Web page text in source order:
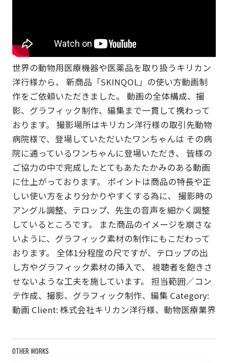
世界の動物用医療機器や医薬品を取り扱うキリカン
洋行様から、 新商品「SKINQOL」の使い方動画制
作をご依頼いただきました。 動画の全体構成、撮
影、グラフィック制作、編集まで一貫して携わって
おります。 撮影場所はキリカン洋行様の取引先動物
病院様で、登場していただいたワンちゃんは その病
院に通っているワンちゃんに登場いただき、 皆様の
ご協力の中で完成したとてもあたたかみのある動画
に仕上がっております。 ポイントは商品の特長や正
しい使い方をより分かりやすくする為に、 撮影時の
アングル調整、テロップ、先生の音声を細かく調整
しているところです。 また商品のイメージを崩さな
いように、グラフィック素材の制作にもこだわって
おります。 全体1分程度の尺ですが、テロップの出
し方やグラフィック素材の挿入で、 視聴者を飽きさ
せないような工夫を施しています。 担当範囲／コン
テ作成、撮影、グラフィック制作、編集 Category:
動画 Client: 株式会社キリカン洋行様、動物医療業界
OTHER WORKS